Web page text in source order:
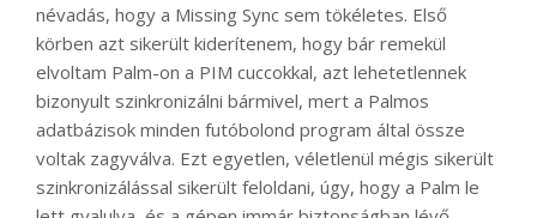
névadás, hogy a Missing Sync sem tökéletes. Első
körben azt sikerült kiderítenem, hogy bár remekül
elvoltam Palm-on a PIM cuccokkal, azt lehetetlennek
bizonyult szinkronizálni bármivel, mert a Palmos
adatbázisok minden futóbolond program által össze
voltak zagyválva. Ezt egyetlen, véletlenül mégis sikerült
szinkronizálással sikerült feloldani, úgy, hogy a Palm le